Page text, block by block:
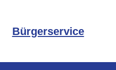
Bürgerservice